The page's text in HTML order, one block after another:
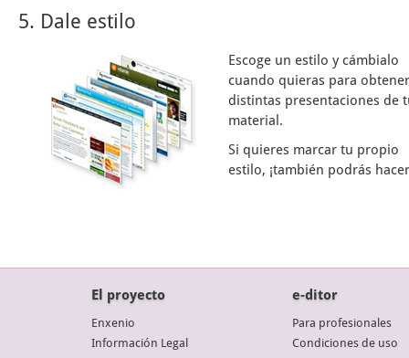
5. Dale estilo
Escoge un estilo y cámbialo
cuando quieras para obtener
distintas presentaciones de
material.
Si quieres marcar tu propio
estilo, ¡también podrás
El proyecto
Enxenio
Información Legal
e-ditor
Para profesionales
Condiciones de uso